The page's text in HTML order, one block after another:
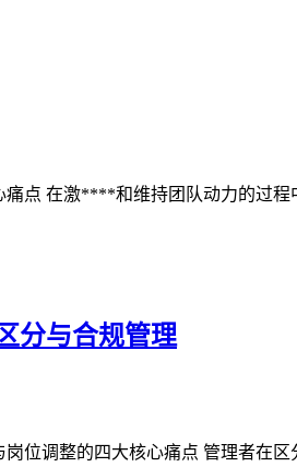
点 在激****和维持团队动力的过程
分与合规管理
位调整的四大核心痛点 管理者在区